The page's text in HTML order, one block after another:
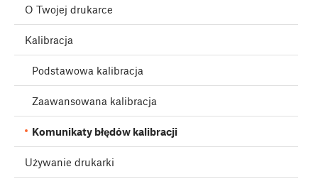
O Twojej drukarce
Kalibracja
Podstawowa kalibracja
Zaawansowana kalibracja
Komunikaty błędów kalibracji
Używanie drukarki